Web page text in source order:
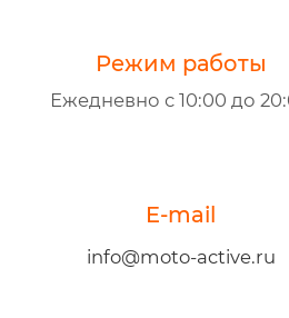
Режим работы
Ежедневно с 10:00 до
E-mail
info@moto-active.ru